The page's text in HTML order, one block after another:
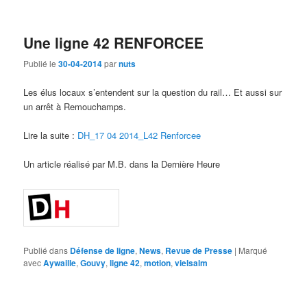
Une ligne 42 RENFORCEE
Publié le30-04-2014parnuts
Les élus locaux s’entendent sur la question du rail… Et aussi sur
un arrêt à Remouchamps.
Lire la suite : DH_17 04 2014_L42 Renforcee
Un article réalisé par M.B. dans la Dernière Heure
Publié dans Défense de ligne,News, Revue de Presse | Marqué
avecAywaille,Gouvy,ligne 42,motion,vielsalm